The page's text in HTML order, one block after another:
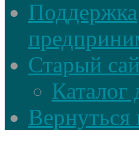
Поддержка
Старый
Каталог
Вернуться